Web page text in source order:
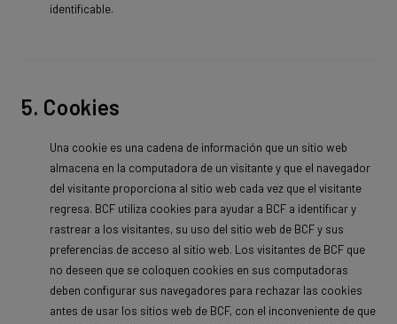
identificable.
5. Cookies
Una cookie es una cadena de información que un sitio web
almacena en la computadora de un visitante y que el navegador
del visitante proporciona al sitio web cada vez que el visitante
regresa. BCF utiliza cookies para ayudar a BCF a identificar y
rastrear a los visitantes, su uso del sitio web de BCF y sus
preferencias de acceso al sitio web. Los visitantes de BCF que
no deseen que se coloquen cookies en sus computadoras
deben configurar sus navegadores para rechazar las cookies
antes de usar los sitios web de BCF, con el inconveniente de que